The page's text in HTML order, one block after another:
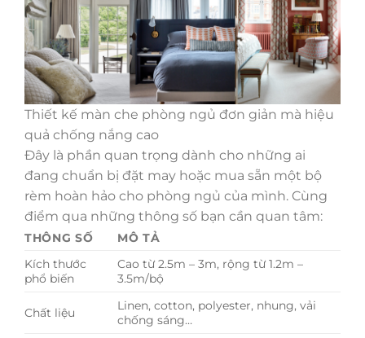
Thiết kế màn che phòng ngủ đơn giản mà hiệu
quả chống nắng cao
Đây là phần quan trọng dành cho những ai
đang chuẩn bị đặt may hoặc mua sẵn một bộ
rèm hoàn hảo cho phòng ngủ của mình. Cùng
điểm qua những thông số bạn cần quan tâm:
THÔNG SỐ
MÔ TẢ
Kích thước
phổ biến
Cao từ 2.5m – 3m, rộng từ 1.2m –
3.5m/bộ
Chất liệu
Linen, cotton, polyester, nhung, vải
chống sáng…